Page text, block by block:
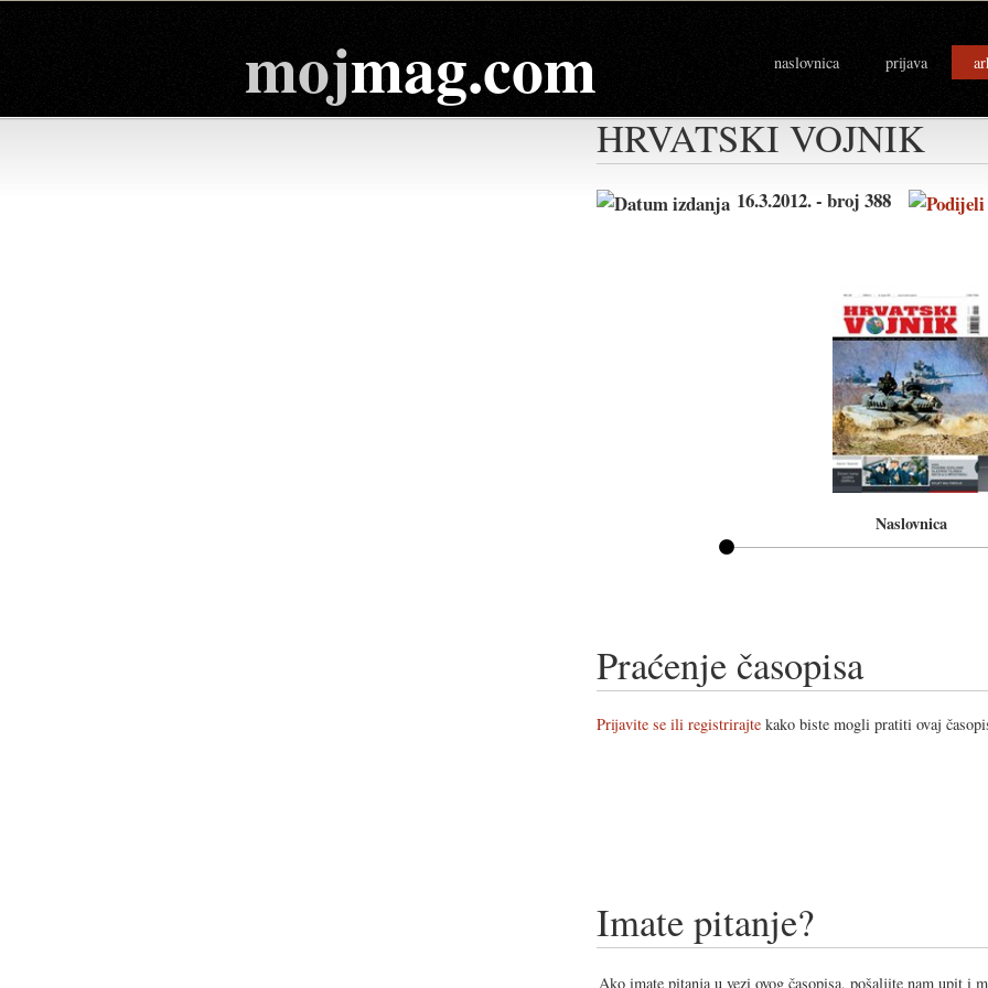
mojmag.com naslovnica prijava
HRVATSKI VOJNIK
16.3.2012. - broj 388
Naslovnica
Praćenje časopisa
Prijavite se ili registrirajte kako biste mogli pratiti ovaj
Imate pitanje?
Ako imate pitanja u vezi ovog časopisa, pošaljite nam upit i